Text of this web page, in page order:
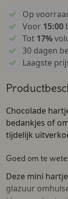
Op
Voor 15:00
Tot 17%
30 dagen
Laagste
Chocolade
bedankjes of
tijdelijk
Goed om te
Deze mini
glazuur